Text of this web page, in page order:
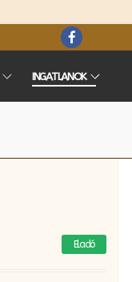
INGATLANOK
Eladó